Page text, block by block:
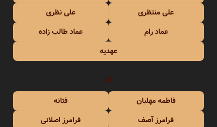
علی منتظری
علی نظری
عماد رام
عماد طالب زاده
عهدیه
ف
فاطمه مهلبان
فتانه
فرامرز آصف
فرامرز اصلانی